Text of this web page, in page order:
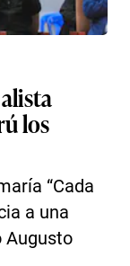
los
“Cada
a una
Augusto